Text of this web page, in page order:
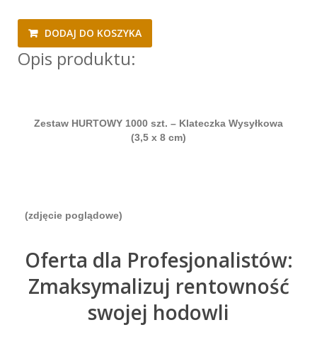
DODAJ DO KOSZYKA
Opis produktu:
Zestaw HURTOWY 1000 szt. – Klateczka Wysyłkowa
(3,5 x 8 cm)
(zdjęcie poglądowe)
Oferta dla Profesjonalistów:
Zmaksymalizuj rentowność
swojej hodowli